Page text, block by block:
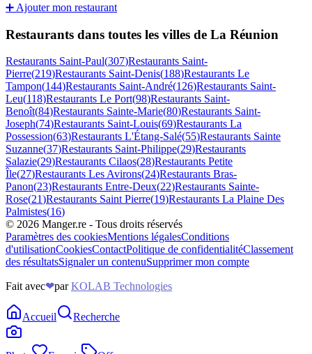
➕ Ajouter mon restaurant
Restaurants dans toutes les villes de La Réunion
Restaurants Saint-Paul(307)Restaurants Saint-
Pierre(219)Restaurants Saint-Denis(188)Restaurants Le
Tampon(144)Restaurants Saint-André(126)Restaurants Saint-
Leu(118)Restaurants Le Port(98)Restaurants Saint-
Benoît(84)Restaurants Sainte-Marie(80)Restaurants Saint-
Joseph(74)Restaurants Saint-Louis(69)Restaurants La
Possession(63)Restaurants L'Étang-Salé(55)Restaurants Sainte
Suzanne(37)Restaurants Saint-Philippe(29)Restaurants
Salazie(29)Restaurants Cilaos(28)Restaurants Petite
Île(27)Restaurants Les Avirons(24)Restaurants Bras-
Panon(23)Restaurants Entre-Deux(22)Restaurants Sainte-
Rose(21)Restaurants Saint Pierre(19)Restaurants La Plaine Des
Palmistes(16)
© 2026 Manger.re - Tous droits réservés
Paramètres des cookiesMentions légalesConditions
d'utilisationCookiesContactPolitique de confidentialitéClassement
des résultatsSignaler un contenuSupprimer mon compte
Fait avec❤par KOLAB Technologies
Accueil Recherche